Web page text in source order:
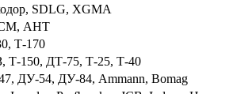
SDLG, XGMA
АНТ
Т-170
Т-150, ДТ-75, Т-25, Т-40
ДУ-54, ДУ-84, Ammann, Bomag